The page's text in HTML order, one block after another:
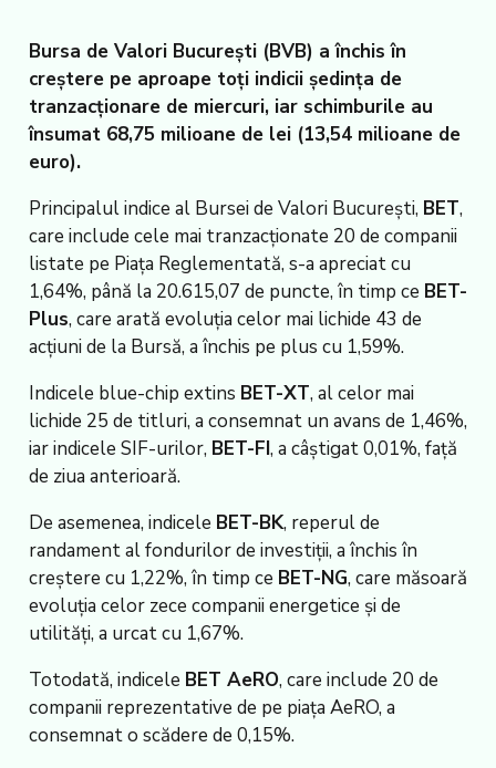
Bursa de Valori București (BVB) a închis în
creștere pe aproape toți indicii ședința de
tranzacționare de miercuri, iar schimburile au
însumat 68,75 milioane de lei (13,54 milioane de
euro).
Principalul indice al Bursei de Valori București, BET,
care include cele mai tranzacționate 20 de companii
listate pe Piața Reglementată, s-a apreciat cu
1,64%, până la 20.615,07 de puncte, în timp ce BET-
Plus, care arată evoluția celor mai lichide 43 de
acțiuni de la Bursă, a închis pe plus cu 1,59%.
Indicele blue-chip extins BET-XT, al celor mai
lichide 25 de titluri, a consemnat un avans de 1,46%,
iar indicele SIF-urilor, BET-FI, a câștigat 0,01%, față
de ziua anterioară.
De asemenea, indicele BET-BK, reperul de
randament al fondurilor de investiții, a închis în
creștere cu 1,22%, în timp ce BET-NG, care măsoară
evoluția celor zece companii energetice și de
utilități, a urcat cu 1,67%.
Totodată, indicele BET AeRO, care include 20 de
companii reprezentative de pe piața AeRO, a
consemnat o scădere de 0,15%.